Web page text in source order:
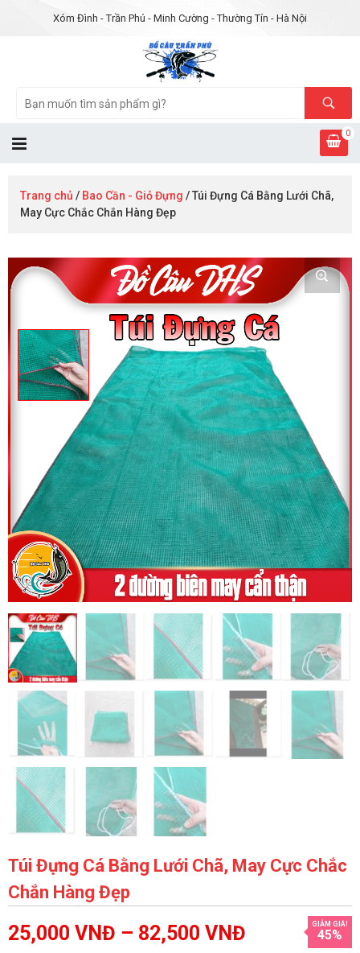
Xóm Đình - Trần Phú - Minh Cường - Thường Tín - Hà Nội
0
Trang chủ / Bao Cần - Giỏ Đựng / Túi Đựng Cá Bằng Lưới Chã,
May Cực Chắc Chắn Hàng Đẹp
Túi Đựng Cá Bằng Lưới Chã, May Cực Chắc
Chắn Hàng Đẹp
25,000 VNĐ – 82,500 VNĐ GIẢM GIÁ!
45%